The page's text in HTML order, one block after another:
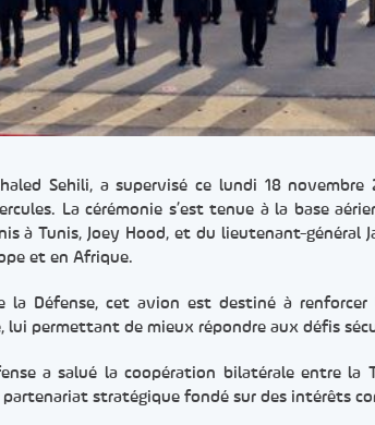
Sehili, a supervisé ce lundi 18 novembre
La cérémonie s’est tenue à la base
à Tunis, Joey Hood, et du lieutenant-général
et en Afrique.
la Défense, cet avion est destiné à renforcer
lui permettant de mieux répondre aux défis
a salué la coopération bilatérale entre la
stratégique fondé sur des intérêts